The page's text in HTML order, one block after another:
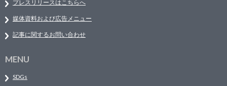
プレスリリースはこちらへ
媒体資料および広告メニュー
記事に関するお問い合わせ
MENU
SDGs